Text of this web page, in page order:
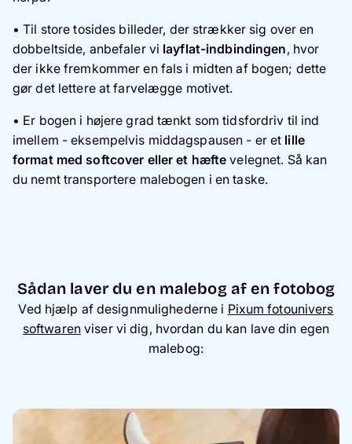
• Til store tosides billeder, der strækker sig over en
dobbeltside, anbefaler vi layflat-indbindingen, hvor
der ikke fremkommer en fals i midten af bogen; dette
gør det lettere at farvelægge motivet.
• Er bogen i højere grad tænkt som tidsfordriv til ind
imellem - eksempelvis middagspausen - er et lille
format med softcover eller et hæfte velegnet. Så kan
du nemt transportere malebogen i en taske.
Sådan laver du en malebog af en fotobog
Ved hjælp af designmulighederne i Pixum fotounivers
softwarenviser vi dig, hvordan du kan lave din egen
malebog: